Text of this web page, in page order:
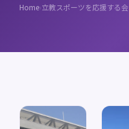
Home›立教スポーツを応援する会